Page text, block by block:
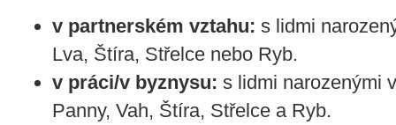
v partnerském vztahu: s lidmi
Lva, Štíra, Střelce nebo Ryb.
v práci/v byznysu: s lidmi narozenými
Panny, Vah, Štíra, Střelce a Ryb.